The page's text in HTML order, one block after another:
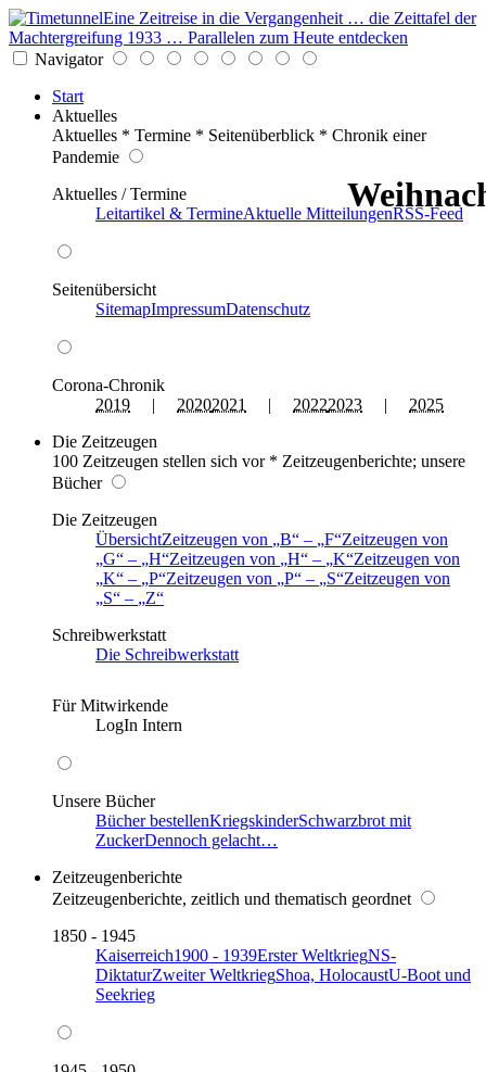
Eine Zeitreise in die Vergangenheit … die Zeittafel der
Machtergreifung 1933 … Parallelen zum Heute entdecken
Navigator
Start
Aktuelles
Aktuelles * Termine * Seitenüberblick * Chronik einer
Pandemie
Aktuelles / Termine
Leitartikel & TermineAktuelle MitteilungenRSS-Feed
Seitenübersicht
SitemapImpressumDatenschutz
Corona-Chronik
2019 | 20202021 | 20222023 | 2025
Die Zeitzeugen
100 Zeitzeugen stellen sich vor * Zeitzeugenberichte; unsere
Bücher
Die Zeitzeugen
ÜbersichtZeitzeugen von B – F Zeitzeugen von
G
– H Zeitzeugen von H – K Zeitzeugen von
K
– P Zeitzeugen von P – S Zeitzeugen von
S
–
Z
Schreibwerkstatt
Die Schreibwerkstatt
Für Mitwirkende
LogIn Intern
Unsere Bücher
Bücher bestellenKriegskinderSchwarzbrot mit
ZuckerDennoch gelacht…
Zeitzeugenberichte
Zeitzeugenberichte, zeitlich und thematisch geordnet
1850 - 1945
Kaiserreich1900 - 1939Erster WeltkriegNS-
DiktaturZweiter WeltkriegShoa, HolocaustU-Boot und
Seekrieg